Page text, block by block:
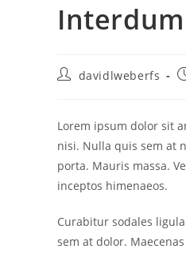
davidlweberfs
Lorem ipsum dolor sit
nisi. Nulla quis sem at
porta. Mauris massa.
inceptos himenaeos.
Curabitur sodales
sem at dolor.